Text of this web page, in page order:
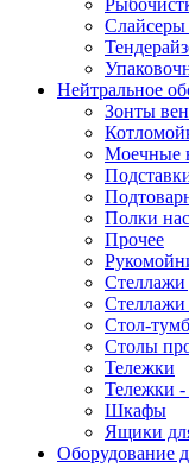
Слайсеры
Нейтральное
Зонты
Моечные
Полки
Прочее
Стеллажи
Стол-
Столы
Тележки
Тележки
Шкафы
Ящики
Оборудование